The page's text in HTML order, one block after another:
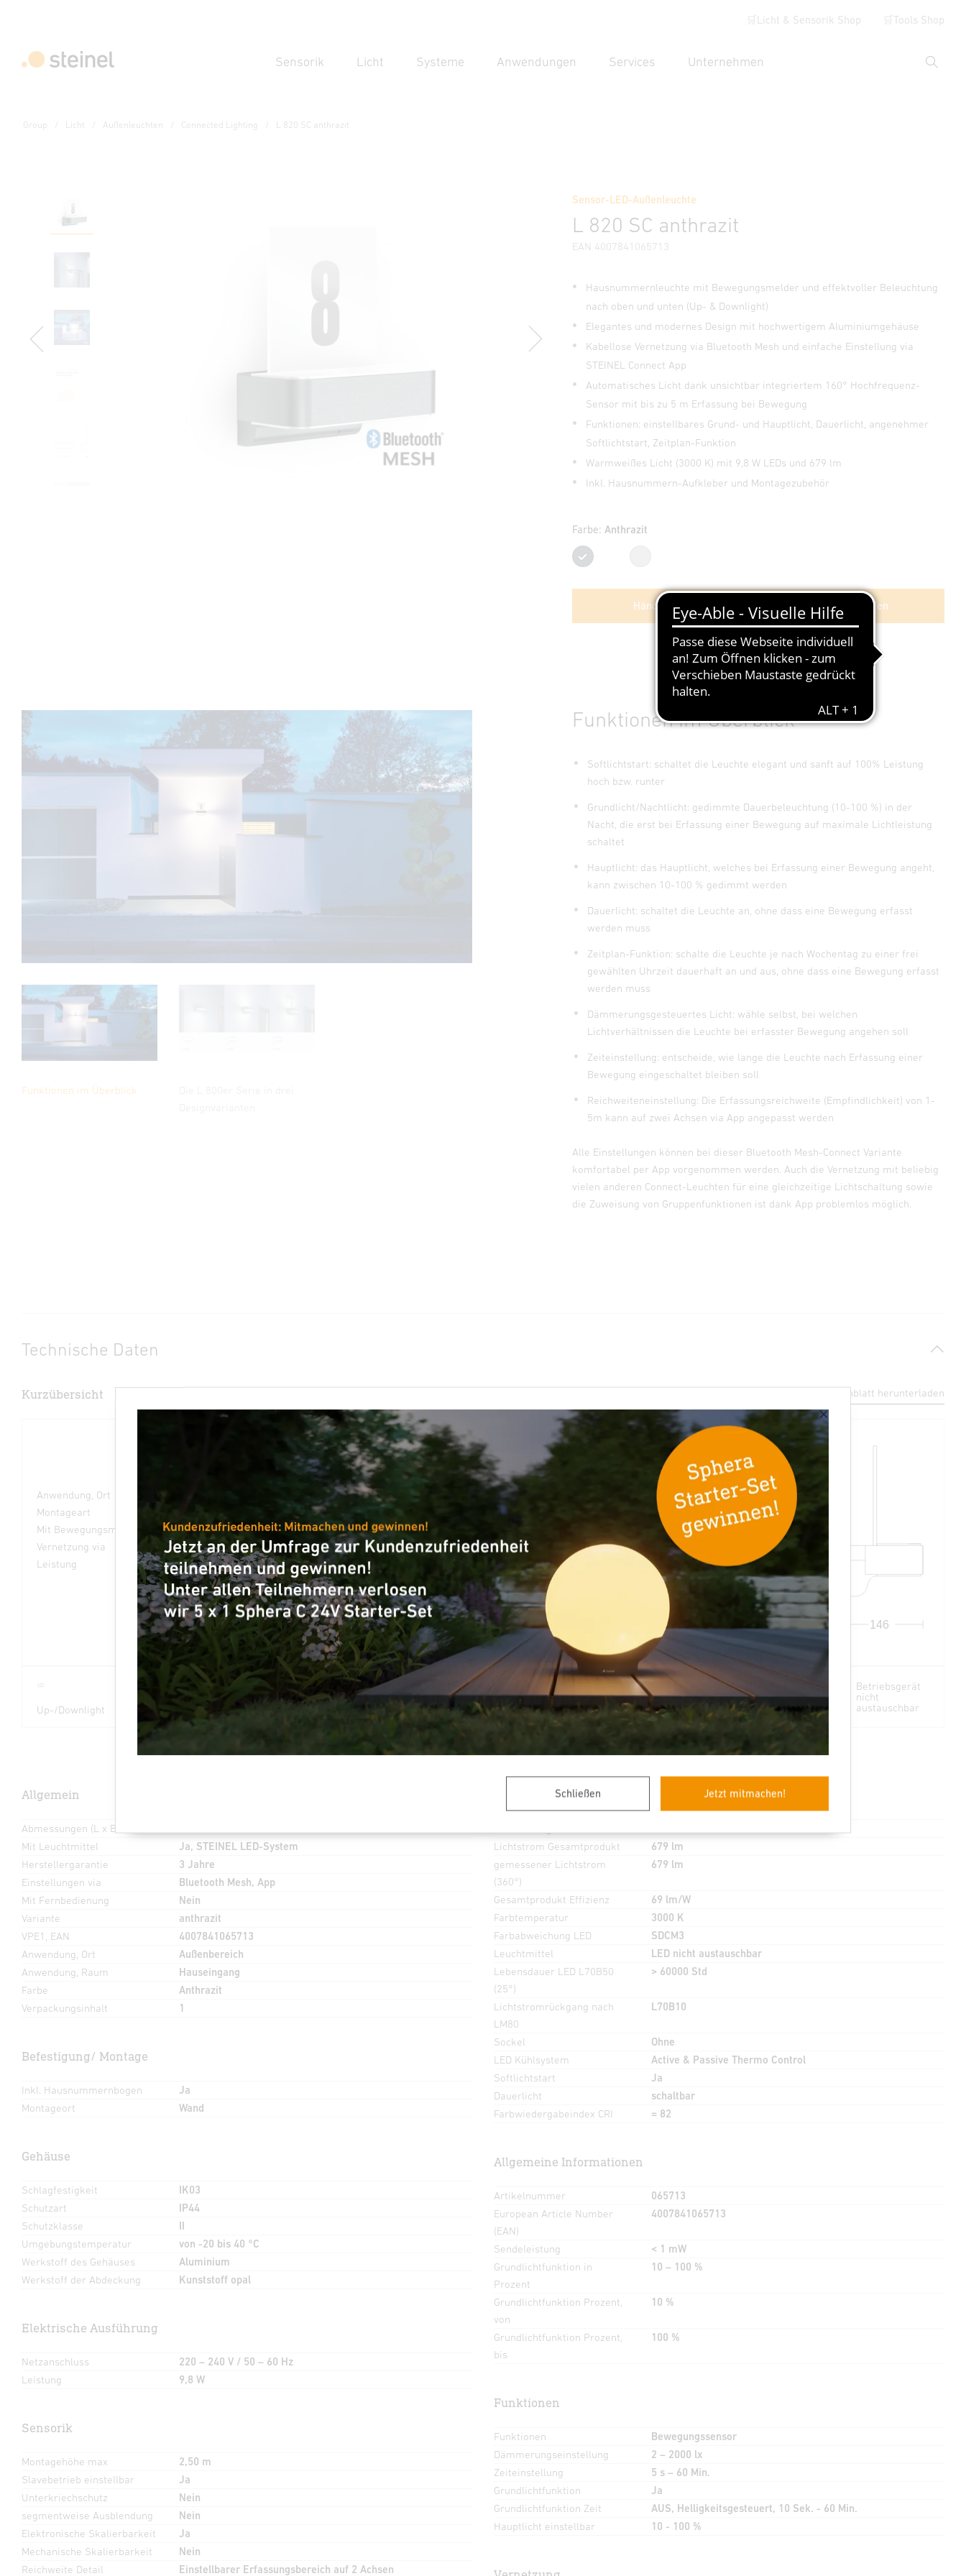
🛒Licht & Sensorik Shop 🛒Tools Shop
Sensorik Licht Systeme Anwendungen Services Unternehmen
Suche
×
Schließen Jetzt mitmachen!
Group Licht Außenleuchten Connected Lighting L 820 SC anthrazit
Sensor-LED-Außenleuchte
L 820 SC anthrazit
EAN 4007841065713
Hausnummernleuchte mit Bewegungsmelder und effektvoller Beleuchtung
nach oben und unten (Up- & Downlight)
Elegantes und modernes Design mit hochwertigem Aluminiumgehäuse
Kabellose Vernetzung via Bluetooth Mesh und einfache Einstellung via
STEINEL Connect App
Automatisches Licht dank unsichtbar integriertem 160° Hochfrequenz-
Sensor mit bis zu 5 m Erfassung bei Bewegung
Funktionen: einstellbares Grund- und Hauptlicht, Dauerlicht, angenehmer
Softlichtstart, Zeitplan-Funktion
Warmweißes Licht (3000 K) mit 9,8 W LEDs und 679 lm
Inkl. Hausnummern-Aufkleber und Montagezubehör
Farbe: Anthrazit
Anthrazit
Händlersuche Im Shop kaufen
Herstellerinformationen
Funktionen im Überblick
Funktionen im Überblick
Softlichtstart: schaltet die Leuchte elegant und sanft auf 100% Leistung
hoch bzw. runter
Grundlicht/Nachtlicht: gedimmte Dauerbeleuchtung (10-100 %) in der
Nacht, die erst bei Erfassung einer Bewegung auf maximale Lichtleistung
schaltet
Hauptlicht: das Hauptlicht, welches bei Erfassung einer Bewegung angeht,
kann zwischen 10-100 % gedimmt werden
Dauerlicht: schaltet die Leuchte an, ohne dass eine Bewegung erfasst
werden muss
Zeitplan-Funktion: schalte die Leuchte je nach Wochentag zu einer frei
gewählten Uhrzeit dauerhaft an und aus, ohne dass eine Bewegung erfasst
werden muss
Dämmerungsgesteuertes Licht: wähle selbst, bei welchen
Lichtverhältnissen die Leuchte bei erfasster Bewegung angehen soll
Zeiteinstellung: entscheide, wie lange die Leuchte nach Erfassung einer
Bewegung eingeschaltet bleiben soll
Reichweiteneinstellung: Die Erfassungsreichweite (Empfindlichkeit) von 1-
5m kann auf zwei Achsen via App angepasst werden
Alle Einstellungen können bei dieser Bluetooth Mesh-Connect Variante
komfortabel per App vorgenommen werden. Auch die Vernetzung mit beliebig
vielen anderen Connect-Leuchten für eine gleichzeitige Lichtschaltung sowie
die Zuweisung von Gruppenfunktionen ist dank App problemlos möglich.
Technische Daten
Kurzübersicht Datenblatt herunterladen
Anwendung, Ort
Montageart
Aufputz
Mit Bewegungsmelder
Ja
Vernetzung via
Bluetooth Mesh
Leistung
9,8 W
Lichtstrom
Gesamtprodukt
679 lm
Farbtemperatur
Artikelnummer
065713
VPE1, Nettogewicht
1,13 kg
Verpackungsinhalt
146
261
Up-/Downlight
30 Jahre (Ø 4,5
Std / Tag)
3000K
Intelligenter
Hochfrequenz-
Sensor 160°
1 - 5 m IP44 2 - 2000 Lux
nicht
austauschbar
Betriebsgerät
nicht
austauschbar
Allgemein
Abmessungen (L x B x H)
Mit Leuchtmittel
Ja, STEINEL LED-System
Herstellergarantie
3 Jahre
Einstellungen via
Bluetooth Mesh, App
Mit Fernbedienung
Nein
Variante
anthrazit
VPE1, EAN
4007841065713
Anwendung, Ort
Außenbereich
Anwendung, Raum
Hauseingang
Farbe
Anthrazit
Verpackungsinhalt
1
Befestigung/ Montage
Inkl. Hausnummernbogen
Ja
Montageort
Wand
Gehäuse
Schlagfestigkeit
IK03
Schutzart
IP44
Schutzklasse
II
Umgebungstemperatur
von -20 bis 40 °C
Werkstoff des Gehäuses
Aluminium
Werkstoff der Abdeckung
Kunststoff opal
Elektrische Ausführung
Netzanschluss
220 – 240 V / 50 – 60 Hz
Leistung
9,8 W
Sensorik
Montagehöhe max
2,50 m
Slavebetrieb einstellbar
Ja
Unterkriechschutz
Nein
segmentweise Ausblendung
Nein
Elektronische Skalierbarkeit
Ja
Mechanische Skalierbarkeit
Nein
Reichweite Detail
Einstellbarer Erfassungsbereich auf 2 Achsen
Lichtstrom Gesamtprodukt
679 lm
gemessener Lichtstrom
(360°)
679 lm
Gesamtprodukt Effizienz
69 lm/W
Farbtemperatur
3000 K
Farbabweichung LED
SDCM3
Leuchtmittel
LED nicht austauschbar
Lebensdauer LED L70B50
(25°)
> 60000 Std
Lichtstromrückgang nach
LM80
L70B10
Sockel
Ohne
LED Kühlsystem
Active & Passive Thermo Control
Softlichtstart
Ja
Dauerlicht
schaltbar
Farbwiedergabeindex CRI
= 82
Allgemeine Informationen
Artikelnummer
065713
European Article Number
(EAN)
4007841065713
Sendeleistung
< 1 mW
Grundlichtfunktion in
Prozent
10 – 100 %
Grundlichtfunktion Prozent,
von
10 %
Grundlichtfunktion Prozent,
bis
100 %
Funktionen
Funktionen
Bewegungssensor
Dämmerungseinstellung
2 – 2000 lx
Zeiteinstellung
5 s – 60 Min.
Grundlichtfunktion
Ja
Grundlichtfunktion Zeit
AUS, Helligkeitsgesteuert, 10 Sek. - 60 Min.
Hauptlicht einstellbar
10 - 100 %